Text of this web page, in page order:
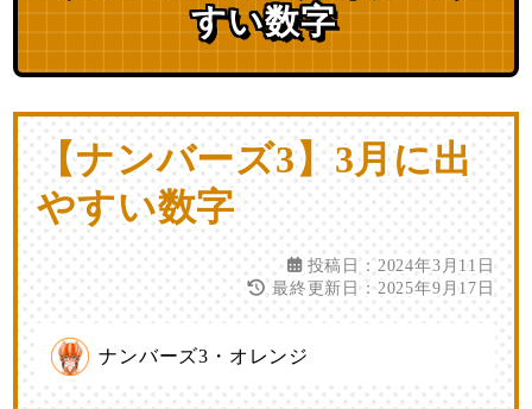
ロト7予想☆的中！攻略ナビ
ミニロト予想☆的中！攻略ナビ
ナンバーズ4予想☆的中！攻略ナビ
ナンバーズ3予想☆的中！攻略ナビ
ロト6
ナンバーズ4 ナンバーズ3 ビンゴ5
すい数字
【ナンバーズ3】3月に出
やすい数字
投稿日：2024年3月11日
最終更新日：2025年9月17日
ナンバーズ3・オレンジ